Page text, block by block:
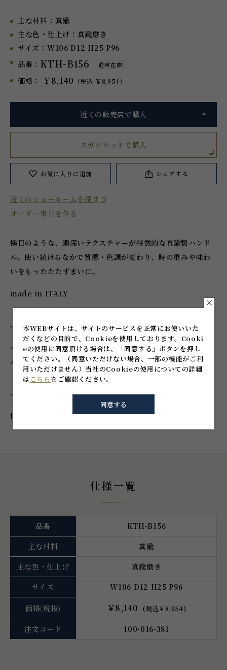
主な材料： 真鍮
主な色・仕上げ： 真鍮磨き
サイズ： W106 D12 H25 P96
品番： KTH-B156 通常在庫
価格： ￥8,140 （税込 ￥8,954）
近くの販売店で購入
スガツネットで購入
お気に入り に追加 シェアする
近くのショールームを探す
オーダー家具を作る
槌目のような、趣深いテクスチャーが特徴的な真鍮製ハンド
ル。使い続けるなかで質感・色調が変わり、時の重みや味わ
いをもったたたずまいに。
made in ITALY
注意事項
本品は輸入品です。不良があった場合、原則的に代品交換の
みの対応となります。
付属ねじ：M4×25
仕様一覧
品番
KTH-B156
主な材料
真鍮
主な色・仕上げ
真鍮磨き
サイズ
W106 D12 H25 P96
価格(税抜) ￥8,140 (税込￥8,954)
注文コード 100-016-381
本WEBサイトは、サイトのサービスを正常にお使いいた
だくなどの目的で、Cookieを使用しております。 Cooki
eの使用に同意頂ける場合は、「同意する」ボタンを押し
てください。
（同意いただけない場合、一部の機能がご利
用いただけません） 当社のCookieの使用についての詳細
は こちら をご確認ください。
同意する